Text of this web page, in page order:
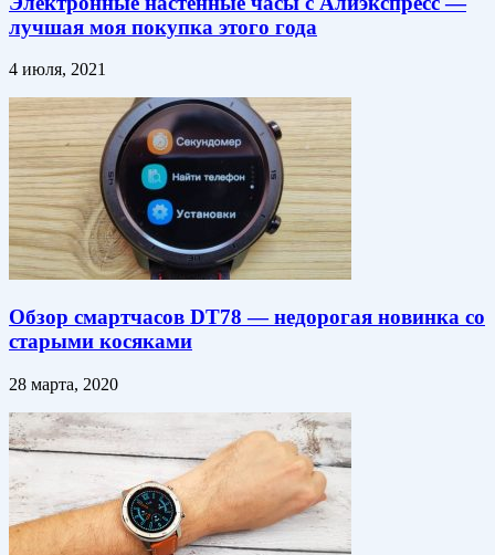
лучшая моя покупка этого года
4 июля, 2021
Обзор смартчасов DT78 — недорогая новинка со
старыми косяками
28 марта, 2020